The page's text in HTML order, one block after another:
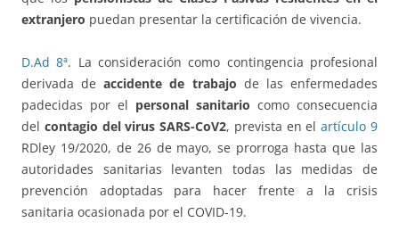
extranjero puedan presentar la certificación de vivencia.
D.Ad 8ª. La consideración como contingencia profesional
derivada deaccidente de trabajo de las enfermedades
padecidas por el personal sanitario como consecuencia
del contagio del virus SARS-CoV2, prevista en elartículo 9
RDley 19/2020, de 26 de mayo, se prorroga hasta que las
autoridades sanitarias levanten todas las medidas de
prevención adoptadas para hacer frente a la crisis
sanitaria ocasionada por el COVID-19.